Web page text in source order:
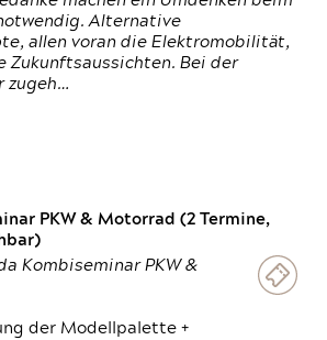
Alternative
allen voran die Elektromobilität,
Zukunftsaussichten. Bei der
zugeh…
PKW & Motorrad (2 Termine,
Kombiseminar PKW &
der Modellpalette +